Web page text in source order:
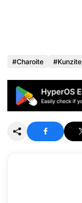
Charoite Kunzite